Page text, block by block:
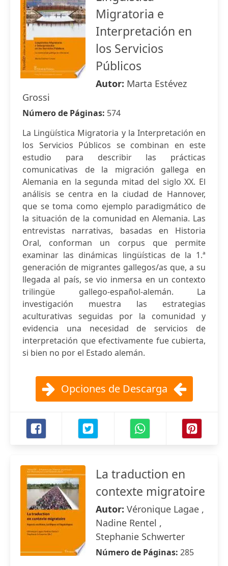
Migratoria e
Interpretación en
los Servicios
Públicos
Autor: Marta Estévez
Grossi
Número de Páginas: 574
La Lingüística Migratoria y la Interpretación en
los Servicios Públicos se combinan en este
estudio para describir las prácticas
comunicativas de la migración gallega en
Alemania en la segunda mitad del siglo XX. El
análisis se centra en la ciudad de Hannover,
que se toma como ejemplo paradigmático de
la situación de la comunidad en Alemania. Las
entrevistas narrativas, basadas en Historia
Oral, conforman un corpus que permite
examinar las dinámicas lingüísticas de la 1.ª
generación de migrantes gallegos/as que, a su
llegada al país, se vio inmersa en un contexto
trilingüe gallego-español-alemán. La
investigación muestra las estrategias
aculturativas seguidas por la comunidad y
evidencia una necesidad de servicios de
interpretación que efectivamente fue cubierta,
si bien no por el Estado alemán.
Opciones de Descarga
La traduction en
contexte migratoire
Autor: Véronique Lagae ,
Nadine Rentel ,
Stephanie Schwerter
Número de Páginas: 285